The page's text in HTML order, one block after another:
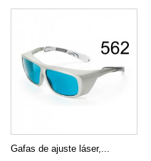
Gafas de ajuste láser,...